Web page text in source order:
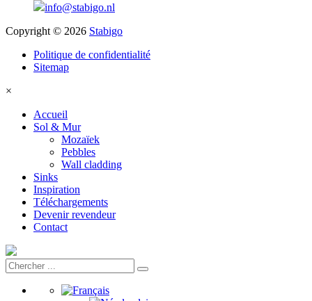
info@stabigo.nl
Copyright © 2026 Stabigo
Politique de confidentialité
Sitemap
×
Accueil
Sol & Mur
Mozaïek
Pebbles
Wall cladding
Sinks
Inspiration
Téléchargements
Devenir revendeur
Contact